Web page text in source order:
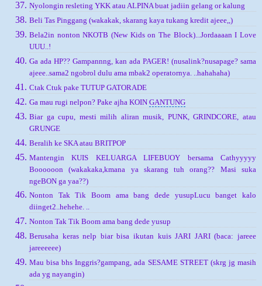
Nyolongin resleting YKK atau ALPINA buat jadiin gelang or kalung
Beli Tas Pinggang (wakakak, skarang kaya tukang kredit ajeee,,)
Bela2in nonton NKOTB (New Kids on The Block)...Jordaaaan I Love
UUU..!
Ga ada HP?? Gampannng, kan ada PAGER! (nusalink?nusapage? sama
ajeee..sama2 ngobrol dulu ama mbak2 operatornya. ..hahahaha)
Ctak Ctuk pake TUTUP GATORADE
Ga mau rugi nelpon? Pake ajha KOIN GANTUNG
Biar ga cupu, mesti milih aliran musik, PUNK, GRINDCORE, atau
GRUNGE
Beralih ke SKA atau BRITPOP
Mantengin KUIS KELUARGA LIFEBUOY bersama Cathyyyyy
Boooooon (wakakaka,kmana ya skarang tuh orang?? Masi suka
ngeBON ga yaa??)
Nonton Tak Tik Boom ama bang dede yusupLucu banget kalo
diinget2..hehehe. ..
Nonton Tak Tik Boom ama bang dede yusup
Berusaha keras nelp biar bisa ikutan kuis JARI JARI (baca: jareee
jareeeeee)
Mau bisa bhs Inggris?gampang, ada SESAME STREET (skrg jg masih
ada yg nayangin)